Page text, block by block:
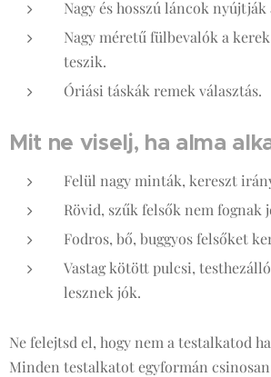
Nagy és hosszú láncok
Nagy méretű fülbevalók a
teszik.
Óriási táskák remek választás.
Mit ne viselj, ha alma
Felül nagy minták, kereszt
Rövid, szűk felsők nem fognak
Fodros, bő, buggyos felsőket
Vastag kötött pulcsi,
lesznek jók.
Ne felejtsd el, hogy nem a testalkatod
Minden testalkatot egyformán